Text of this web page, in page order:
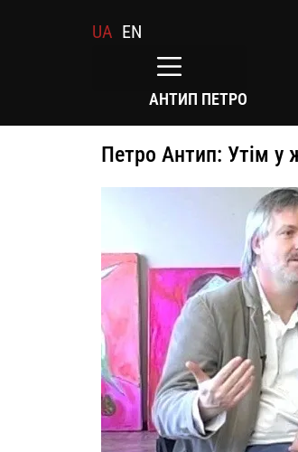
UA EN
АНТИП ПЕТРО
Петро Антип: Утім у